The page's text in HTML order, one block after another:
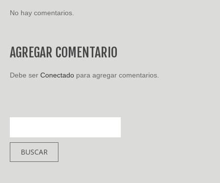
No hay comentarios.
AGREGAR COMENTARIO
Debe ser Conectado para agregar comentarios.